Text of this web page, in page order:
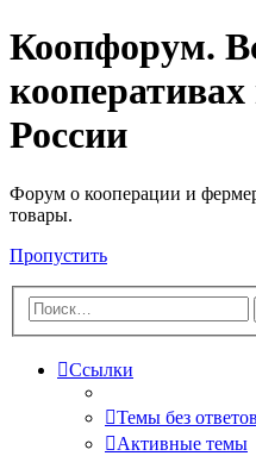
Коопфорум.
России
Форум о кооперации и
товары.
Пропустить
Ссылки
Темы без ответов
Активные темы